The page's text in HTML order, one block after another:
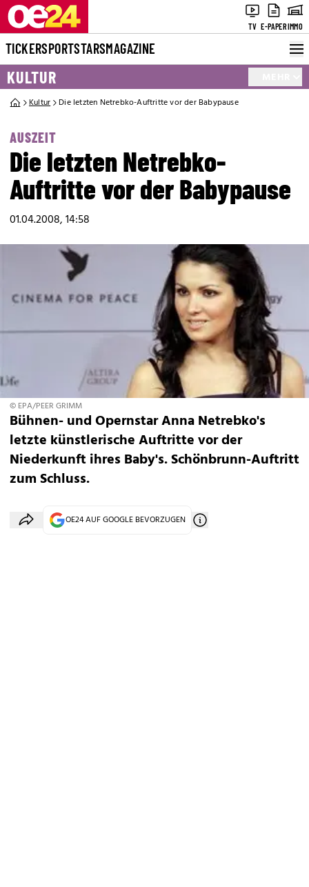
TV E-PAPERIMMO
TICKERSPORTSTARSMAGAZINE
KULTUR
Kultur Die letzten Netrebko-Auftritte vor der Babypause
AUSZEIT
Die letzten Netrebko-
Auftritte vor der Babypause
01.04.2008, 14:58
© EPA/PEER GRIMM
Bühnen- und Opernstar Anna Netrebko's
letzte künstlerische Auftritte vor der
Niederkunft ihres Baby's. Schönbrunn-Auftritt
zum Schluss.
OE24 AUF GOOGLE BEVORZUGEN